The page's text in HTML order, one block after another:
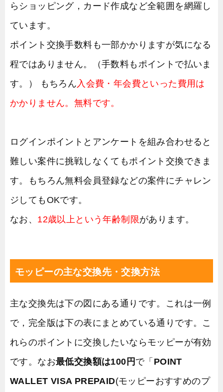
らショッピング，カード作成など全範囲を網羅し
ています。
ポイント交換手数料も一部かかりますが気になる
程ではありません。（手数料もポイントで払いま
す。） もちろん 入会費・年会費といった費用は
かかりません。無料です。
ログインポイントとアンケートを組み合わせると
難しい案件に挑戦しなくてもポイント交換できま
す。もちろん無料会員登録などの案件にチャレン
ジしてもOKです。
なお、 12歳以上という年齢制限があります。
モッピーの主な交換先・交換方法
主な交換先は下の図にある通りです。これは一例
で，完全版は下の表にまとめている通りです。こ
れらのポイントに交換したいならモッピーが有効
です。なお最低交換額は100円 で「 POINT
WALLET VISA PREPAID(モッピーおすすめのプ